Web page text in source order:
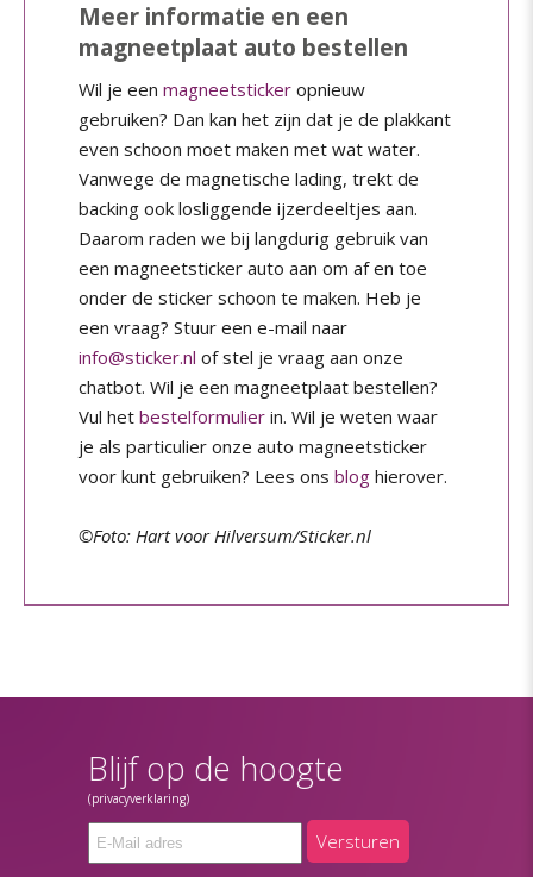
Meer informatie en een
magneetplaat auto bestellen
Wil je een magneetsticker opnieuw
gebruiken? Dan kan het zijn dat je de plakkant
even schoon moet maken met wat water.
Vanwege de magnetische lading, trekt de
backing ook losliggende ijzerdeeltjes aan.
Daarom raden we bij langdurig gebruik van
een magneetsticker auto aan om af en toe
onder de sticker schoon te maken. Heb je
een vraag? Stuur een e-mail naar
info@sticker.nl of stel je vraag aan onze
chatbot. Wil je een magneetplaat bestellen?
Vul het bestelformulier in. Wil je weten waar
je als particulier onze auto magneetsticker
voor kunt gebruiken? Lees ons blog hierover.
©Foto: Hart voor Hilversum/Sticker.nl
Blijf op de hoogte
(privacyverklaring)
Versturen